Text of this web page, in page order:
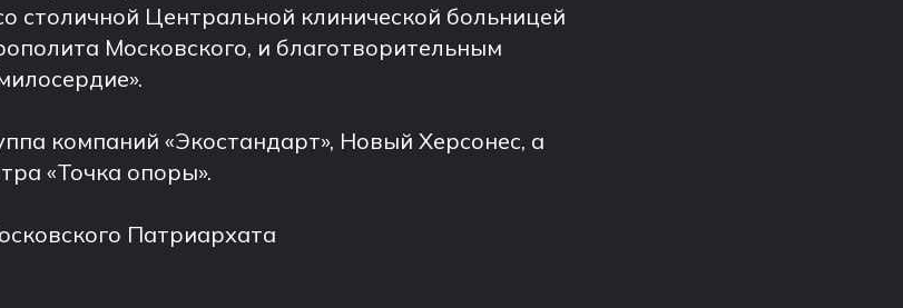
столичной Центральной клинической больницей
Московского, и благотворительным
компаний «Экостандарт», Новый Херсонес, а
«Точка опоры».
Патриархата